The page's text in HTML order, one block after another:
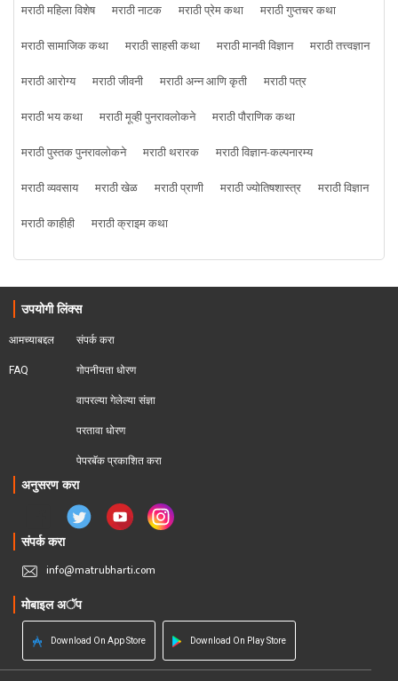
मराठी महिला विशेष
मराठी नाटक मराठी प्रेम कथा
मराठी गुप्तचर कथा
मराठी सामाजिक कथा
मराठी साहसी कथा मराठी मानवी विज्ञान
मराठी तत्त्वज्ञान
मराठी आरोग्य
मराठी जीवनी मराठी अन्न आणि कृती
मराठी पत्र
मराठी भय कथा
मराठी मूव्ही पुनरावलोकने
मराठी पौराणिक कथा
मराठी पुस्तक पुनरावलोकने
मराठी थरारक
मराठी विज्ञान-कल्पनारम्य
मराठी व्यवसाय
मराठी खेळ मराठी प्राणी मराठी ज्योतिषशास्त्र
मराठी विज्ञान
मराठी काहीही
मराठी क्राइम कथा
उपयोगी लिंक्स
आमच्याबद्दल
FAQ
संपर्क करा
गोपनीयता धोरण
वापरल्या गेलेल्या संज्ञा
परतावा धोरण
पेपरबॅक प्रकाशित करा
अनुसरण करा
संपर्क करा
info@matrubharti.com
मोबाइल अॅप
Download On App Store Download On Play Store